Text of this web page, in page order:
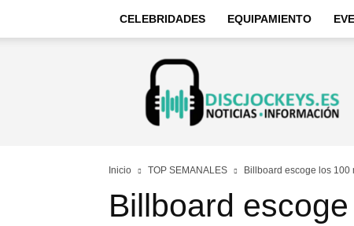
CELEBRIDADES EQUIPAMIENTO
Discjockeys
Noticias
e
información
Inicio TOP SEMANALES Billboard escoge los 100
Billboard